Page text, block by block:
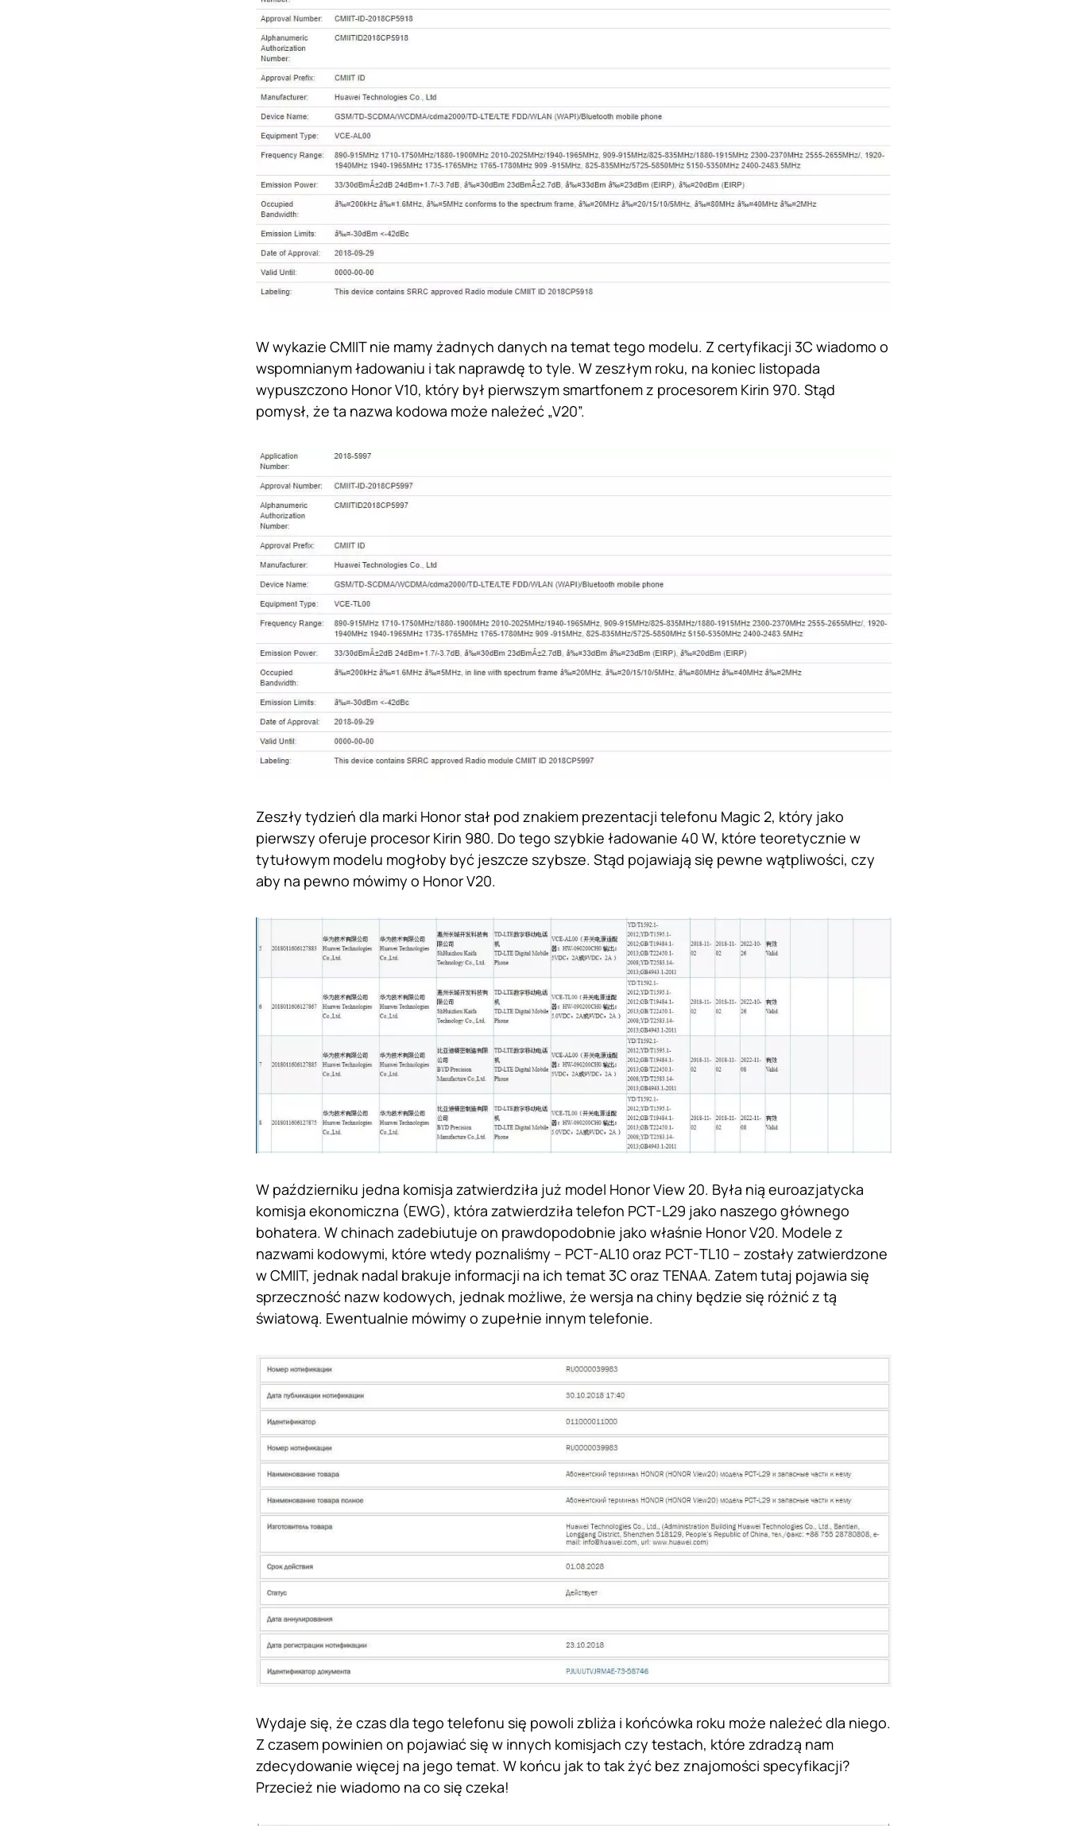
W wykazie CMIIT nie mamy żadnych danych na temat tego modelu. Z certyfikacji 3C wiadomo o
wspomnianym ładowaniu i tak naprawdę to tyle. W zeszłym roku, na koniec listopada
wypuszczono Honor V10, który był pierwszym smartfonem z procesorem Kirin 970. Stąd
pomysł, że ta nazwa kodowa może należeć „V20”.
Zeszły tydzień dla marki Honor stał pod znakiem prezentacji telefonu Magic 2, który jako
pierwszy oferuje procesor Kirin 980. Do tego szybkie ładowanie 40 W, które teoretycznie w
tytułowym modelu mogłoby być jeszcze szybsze. Stąd pojawiają się pewne wątpliwości, czy
aby na pewno mówimy o Honor V20.
W październiku jedna komisja zatwierdziła już model Honor View 20. Była nią euroazjatycka
komisja ekonomiczna (EWG), która zatwierdziła telefon PCT-L29 jako naszego głównego
bohatera. W chinach zadebiutuje on prawdopodobnie jako właśnie Honor V20. Modele z
nazwami kodowymi, które wtedy poznaliśmy – PCT-AL10 oraz PCT-TL10 – zostały zatwierdzone
w CMIIT, jednak nadal brakuje informacji na ich temat 3C oraz TENAA. Zatem tutaj pojawia się
sprzeczność nazw kodowych, jednak możliwe, że wersja na chiny będzie się różnić z tą
światową. Ewentualnie mówimy o zupełnie innym telefonie.
Wydaje się, że czas dla tego telefonu się powoli zbliża i końcówka roku może należeć dla niego.
Z czasem powinien on pojawiać się w innych komisjach czy testach, które zdradzą nam
zdecydowanie więcej na jego temat. W końcu jak to tak żyć bez znajomości specyfikacji?
Przecież nie wiadomo na co się czeka!